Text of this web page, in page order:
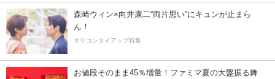
森崎ウィン×向井康二“両片思い”にキュンが止まら
ん！
オリコンタイアップ特集
お値段そのまま45％増量！ファミマ夏の大盤振る舞